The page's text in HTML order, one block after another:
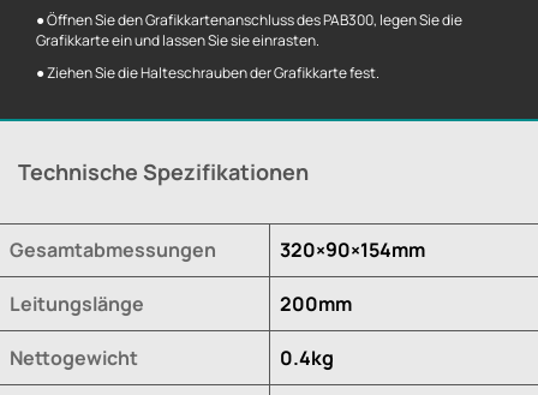
● Öffnen Sie den Grafikkartenanschluss des PAB300, legen Sie die
Grafikkarte ein und lassen Sie sie einrasten.
● Ziehen Sie die Halteschrauben der Grafikkarte fest.
Technische Spezifikationen
Gesamtabmessungen 320×90×154mm
Leitungslänge 200mm
Nettogewicht 0.4kg